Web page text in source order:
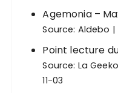
Agemonia –
Source: Aldebo
Point lecture
Source: La
11-03